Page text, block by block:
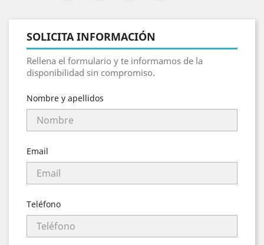
SOLICITA INFORMACIÓN
Rellena el formulario y te informamos de la
disponibilidad sin compromiso.
Nombre y apellidos
Email
Teléfono